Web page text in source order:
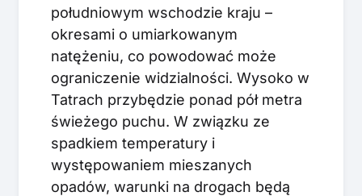
południowym wschodzie kraju –
okresami o umiarkowanym
natężeniu, co powodować może
ograniczenie widzialności. Wysoko w
Tatrach przybędzie ponad pół metra
świeżego puchu. W związku ze
spadkiem temperatury i
występowaniem mieszanych
opadów, warunki na drogach będą